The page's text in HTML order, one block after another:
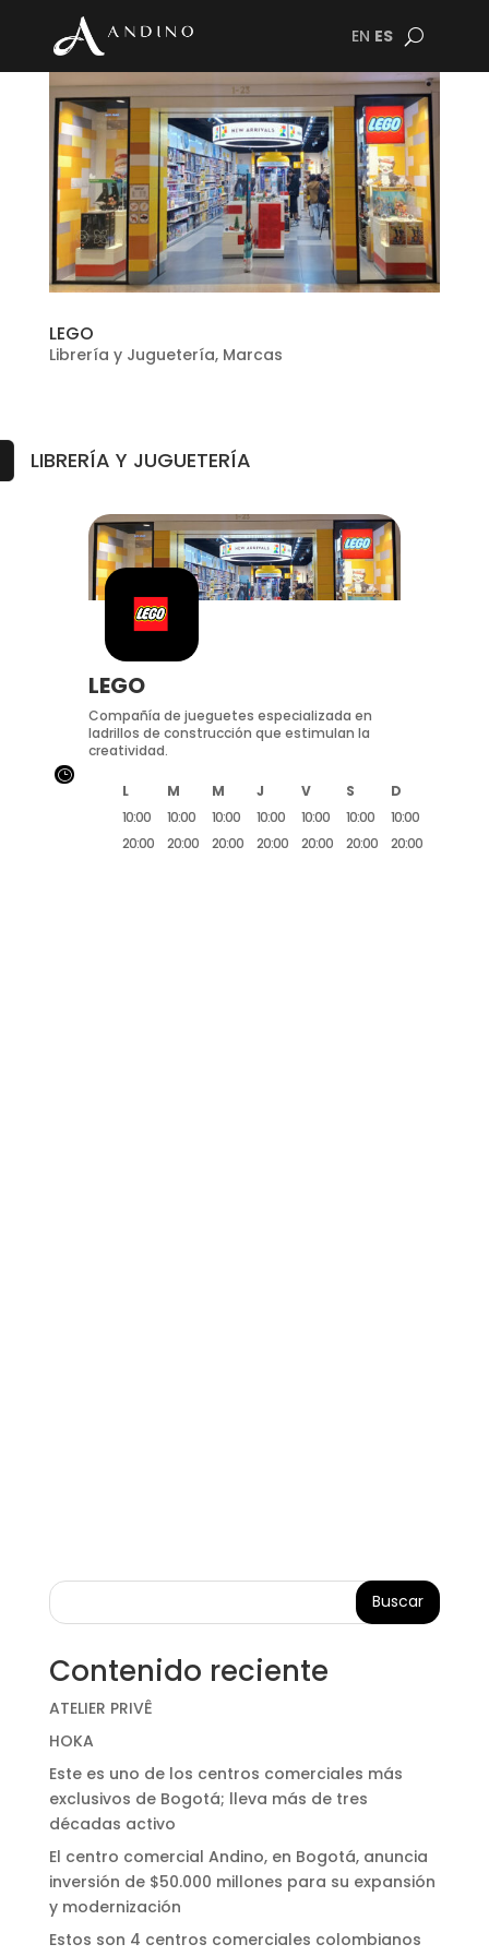
EN ES
LEGO
Librería y Juguetería, Marcas
LIBRERÍA Y JUGUETERÍA
LEGO
Compañía de jueguetes especializada en
ladrillos de construcción que estimulan la
creatividad.
L M M J V S
D
10:00
20:00
10:00
20:00
10:00
20:00
10:00
20:00
10:00
20:00
10:00
20:00
10:00
20:00
}
Buscar
Contenido reciente
ATELIER PRIVÊ
HOKA
Este es uno de los centros comerciales más
exclusivos de Bogotá; lleva más de tres
décadas activo
El centro comercial Andino, en Bogotá, anuncia
inversión de $50.000 millones para su expansión
y modernización
Estos son 4 centros comerciales colombianos